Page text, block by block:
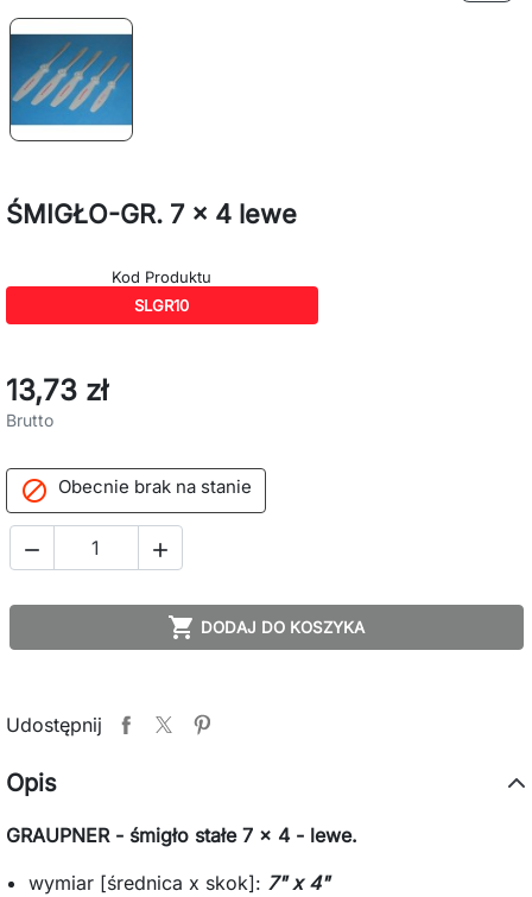
ŚMIGŁO-GR. 7 x 4 lewe
Kod Produktu
SLGR10
13,73 zł
Brutto
 Obecnie brak na stanie
 
 DODAJ DO KOSZYKA
Udostępnij
Opis
GRAUPNER - śmigło stałe 7 x 4 - lewe.
wymiar [średnica x skok]: 7" x 4"